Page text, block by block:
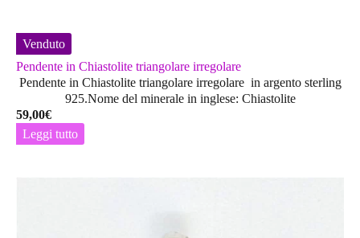
Venduto
Pendente in Chiastolite triangolare irregolare
Pendente in Chiastolite triangolare irregolare in argento sterling
925.Nome del minerale in inglese: Chiastolite
59,00€
Leggi tutto